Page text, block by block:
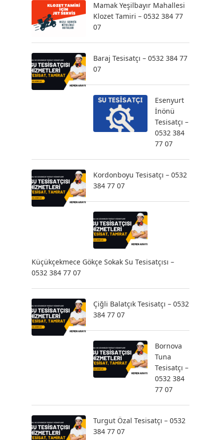
Mamak Yeşilbayır Mahallesi
Klozet Tamiri – 0532 384 77
07
Baraj Tesisatçı – 0532 384 77
07
Esenyurt
İnönü
Tesisatçı –
0532 384
77 07
Kordonboyu Tesisatçı – 0532
384 77 07
Küçükçekmece Gökçe Sokak Su Tesisatçısı –
0532 384 77 07
Çiğli Balatçık Tesisatçı – 0532
384 77 07
Bornova
Tuna
Tesisatçı –
0532 384
77 07
Turgut Özal Tesisatçı – 0532
384 77 07